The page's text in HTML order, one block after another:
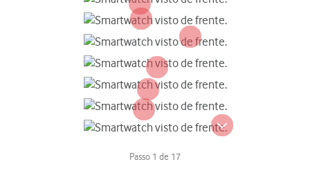
Passo 1 de 17